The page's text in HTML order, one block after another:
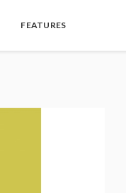
FEATURES